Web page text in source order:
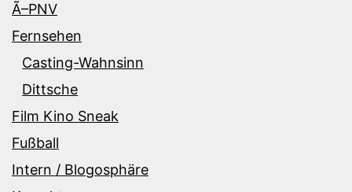
Ã–PNV
Fernsehen
Casting-Wahnsinn
Dittsche
Film Kino Sneak
Fußball
Intern / Blogosphäre